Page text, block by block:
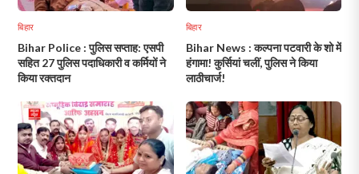
बिहार
Bihar Police : पुलिस सप्ताह: एसपी
सहित 27 पुलिस पदाधिकारी व कर्मियों ने
किया रक्तदान
बिहार
Bihar News : कल्पना पटवारी के शो में
हंगामा! कुर्सियां चलीं, पुलिस ने किया
लाठीचार्ज!